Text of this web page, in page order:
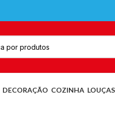
DECORAÇÃO COZINHA